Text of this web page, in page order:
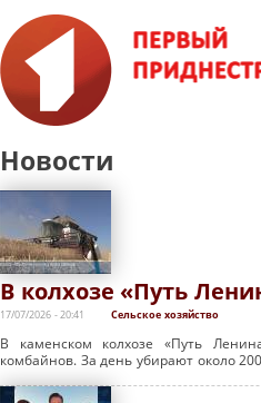
Новости
В колхозе «Путь
17/07/2026 - 20:41 Сельское хозяйство
В каменском колхозе «Путь
комбайнов. За день убирают около